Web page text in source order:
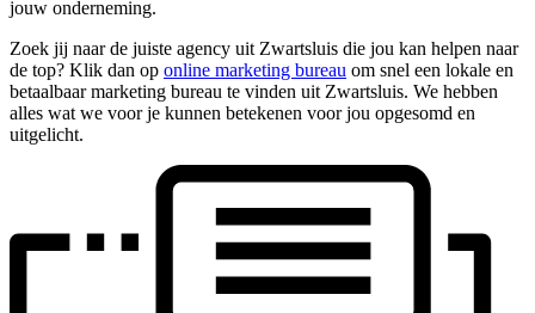
jouw onderneming.
Zoek jij naar de juiste agency uit Zwartsluis die jou kan helpen naar
de top? Klik dan op online marketing bureau om snel een lokale en
betaalbaar marketing bureau te vinden uit Zwartsluis. We hebben
alles wat we voor je kunnen betekenen voor jou opgesomd en
uitgelicht.